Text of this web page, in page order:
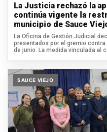
La Justicia rechazó la
continúa vigente la
municipio de Sauce
La Oficina de Gestión Judicial
presentados por el gremio
de junio. La medida vinculada al
SAUCE VIEJO